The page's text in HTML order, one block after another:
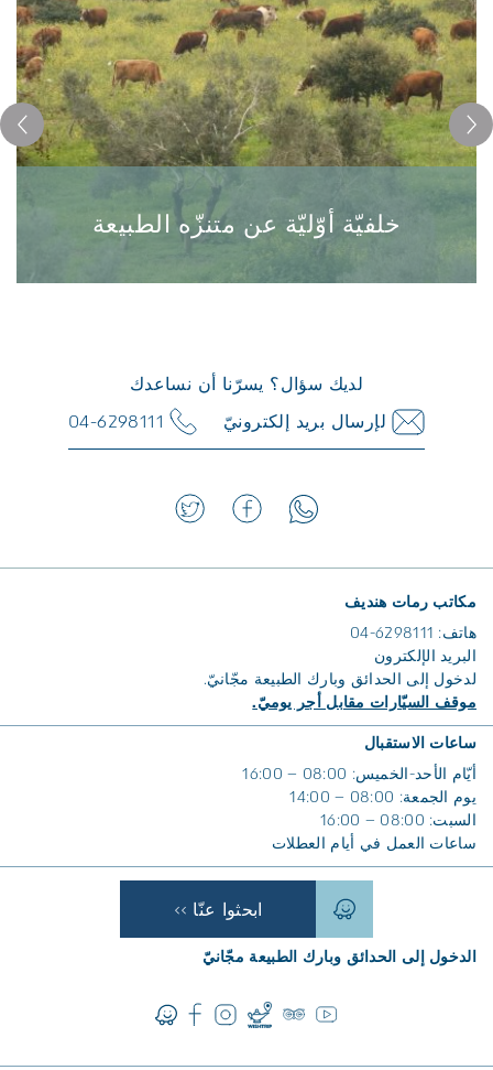
خلفيّة أوّليّة عن متنزّه الطبيعة
على مساحة 4500 دونم من النباتات الطبيعيّة المتوسطيّة، إلى
جانب أحراش الصنوبر والسرو التي زرعها الصندوق القوميّ
اليهوديّ ...
لديك سؤال؟ يسرّنا أن نساعدك
لإرسال بريد إلكترونيّ
04-6298111
مكاتب رمات هنديف
هاتف: 6298111-04
البريد الإلكترون
لدخول إلى الحدائق وبارك الطبيعة مجّانيّ.
موقف السيّارات مقابل أجر يوميّ.
ساعات الاستقبال
أيّام الأحد-الخميس: 08:00 – 16:00
يوم الجمعة: 08:00 – 14:00
السبت: 08:00 – 16:00
ساعات العمل في أيام العطلات
ابحثوا عنّا >>
الدخول إلى الحدائق وبارك الطبيعة مجّانيّ